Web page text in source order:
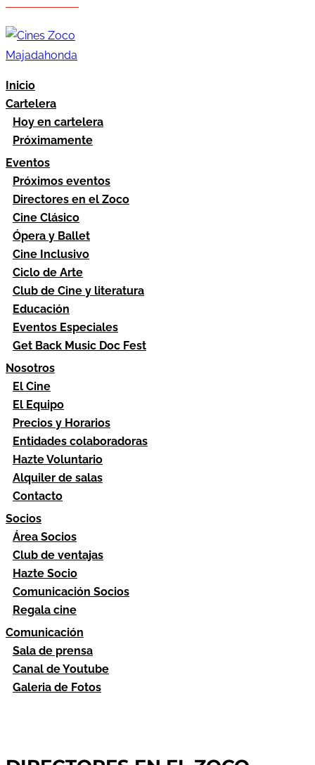
Inicio
Cartelera
Hoy en cartelera
Próximamente
Eventos
Próximos eventos
Directores en el Zoco
Cine Clásico
Ópera y Ballet
Cine Inclusivo
Ciclo de Arte
Club de Cine y literatura
Educación
Eventos Especiales
Get Back Music Doc Fest
Nosotros
El Cine
El Equipo
Precios y Horarios
Entidades colaboradoras
Hazte Voluntario
Alquiler de salas
Contacto
Socios
Área Socios
Club de ventajas
Hazte Socio
Comunicación Socios
Regala cine
Comunicación
Sala de prensa
Canal de Youtube
Galeria de Fotos